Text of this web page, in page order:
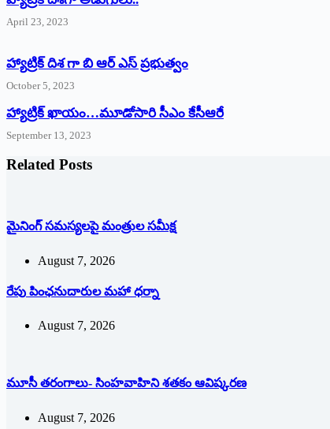
April 23, 2023
హ్యాట్రిక్ దిశ గా బి ఆర్ ఎస్ ప్రభుత్వం
October 5, 2023
హ్యాట్రిక్‌ ‌ఖాయం…మూడోసారి సీఎం కేసీఆరే
September 13, 2023
Related Posts
మైనింగ్ సమస్యలపై మంత్రుల సమీక్ష
August 7, 2026
రేపు పింఛనుదారుల మహా ధర్నా
August 7, 2026
మూసీ తరంగాలు- సింహవాహిని శతకం ఆవిష్కరణ
August 7, 2026